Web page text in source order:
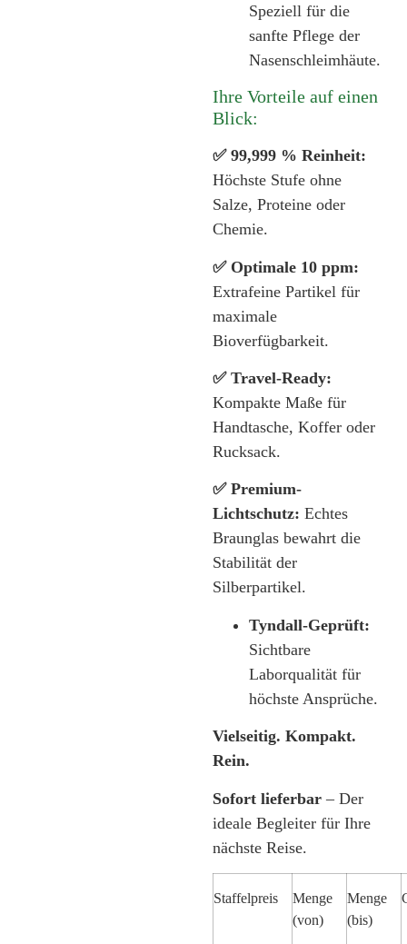
Speziell für die
sanfte Pflege der
Nasenschleimhäute.
Ihre Vorteile auf einen
Blick:
✅ 99,999 % Reinheit:
Höchste Stufe ohne
Salze, Proteine oder
Chemie.
✅ Optimale 10 ppm:
Extrafeine Partikel für
maximale
Bioverfügbarkeit.
✅ Travel-Ready:
Kompakte Maße für
Handtasche, Koffer oder
Rucksack.
✅ Premium-
Lichtschutz: Echtes
Braunglas bewahrt die
Stabilität der
Silberpartikel.
Tyndall-Geprüft:
Sichtbare
Laborqualität für
höchste Ansprüche.
Vielseitig. Kompakt.
Rein.
Sofort lieferbar – Der
ideale Begleiter für Ihre
nächste Reise.
Staffelpreis
Menge
(von)
Menge
(bis)